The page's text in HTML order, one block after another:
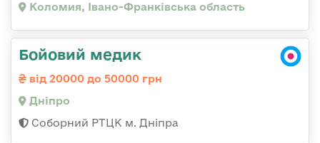
Коломия, Івано-Франківська область
Бойовий медик
від 20000 до 50000 грн
Дніпро
Соборний РТЦК м. Дніпра